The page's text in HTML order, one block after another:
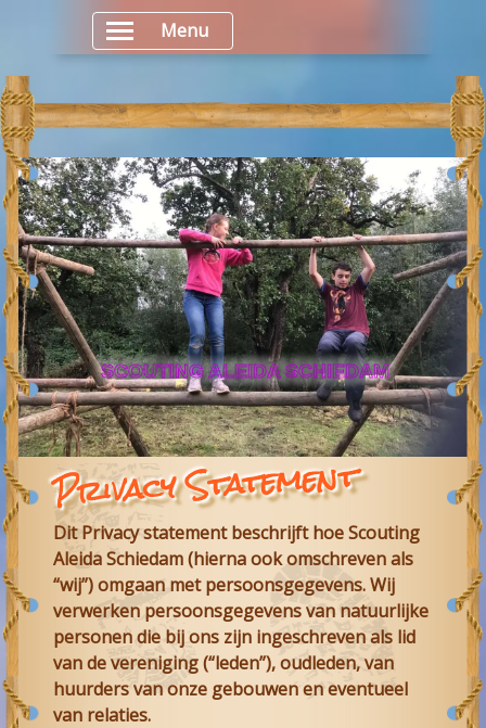
SCOUTING ALEIDA SCHIEDAM
Privacy Statement
Dit Privacy statement beschrijft hoe Scouting
Aleida Schiedam (hierna ook omschreven als
“wij”) omgaan met persoonsgegevens. Wij
verwerken persoonsgegevens van natuurlijke
personen die bij ons zijn ingeschreven als lid
van de vereniging (“leden”), oudleden, van
huurders van onze gebouwen en eventueel
van relaties.
Menu